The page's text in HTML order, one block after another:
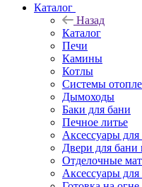
Каталог
Назад
Каталог
Печи
Камины
Котлы
Системы
Дымоходы
Баки для бани
Печное литье
Аксессуары
Двери для бани
Отделочные
Аксессуары